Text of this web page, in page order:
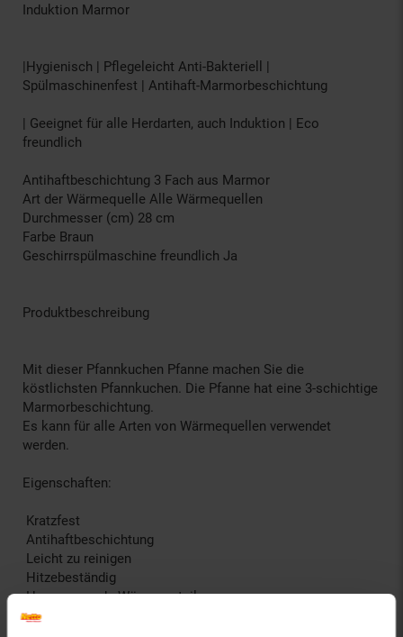
Induktion Marmor
|Hygienisch | Pflegeleicht Anti-Bakteriell |
Spülmaschinenfest | Antihaft-Marmorbeschichtung
| Geeignet für alle Herdarten, auch Induktion | Eco
freundlich
Antihaftbeschichtung 3 Fach aus Marmor
Art der Wärmequelle Alle Wärmequellen
Durchmesser (cm) 28 cm
Farbe Braun
Geschirrspülmaschine freundlich Ja
Produktbeschreibung
Mit dieser Pfannkuchen Pfanne machen Sie die
köstlichsten Pfannkuchen. Die Pfanne hat eine 3-schichtige
Marmorbeschichtung.
Es kann für alle Arten von Wärmequellen verwendet
werden.
Eigenschaften:
Kratzfest
Antihaftbeschichtung
Leicht zu reinigen
Hitzebeständig
Hervorragende Wärmeverteilung
Geeignet für alle Herdarten, auch für Induktionskochfelder